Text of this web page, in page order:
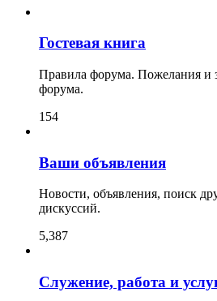
Гостевая книга
Правила форума. Пожелания и
форума.
154
Ваши объявления
Новости, объявления, поиск
дискуссий.
5,387
Служение, работа и